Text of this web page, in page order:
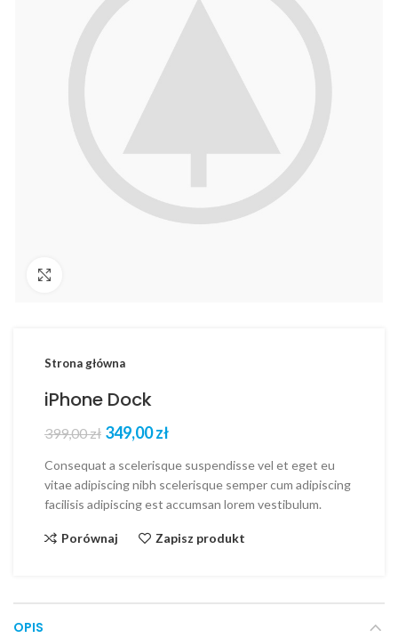
Strona główna
iPhone Dock
399,00zł 349,00zł
Consequat a scelerisque suspendisse vel et eget eu
vitae adipiscing nibh scelerisque semper cum adipiscing
facilisis adipiscing est accumsan lorem vestibulum.
Porównaj Zapisz produkt
OPIS